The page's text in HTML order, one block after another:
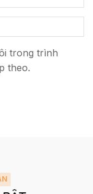
trong trình
theo.